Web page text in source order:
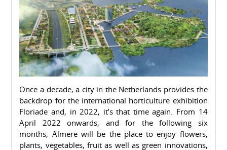
Once a decade, a city in the Netherlands provides the
backdrop for the international horticulture exhibition
Floriade and, in 2022, it’s that time again. From 14
April 2022 onwards, and for the following six
months, Almere will be the place to enjoy flowers,
plants, vegetables, fruit as well as green innovations,